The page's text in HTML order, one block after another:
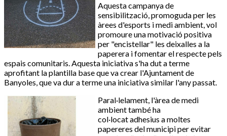
Aquesta campanya de
sensibilització, promoguda per les
àrees d'esports i medi ambient, vol
promoure una motivació positiva
per "encistellar" les deixalles a la
paperera i fomentar el respecte pels
espais comunitaris. Aquesta iniciativa s'ha dut a terme
aprofitant la plantilla base que va crear l'Ajuntament de
Banyoles, que va dur a terme una iniciativa similar l'any passat.
Paral·lelament, l'àrea de medi
ambient també ha
col·locat adhesius a moltes
papereres del municipi per evitar